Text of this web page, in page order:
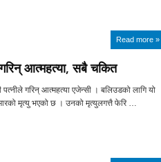
Read more »
आत्महत्या, सबै चकित
गरिन् आत्महत्या एजेन्सी । बलिउडको लागि यो
मृत्यु भएको छ । उनको मृत्युलगत्तै फेरि …